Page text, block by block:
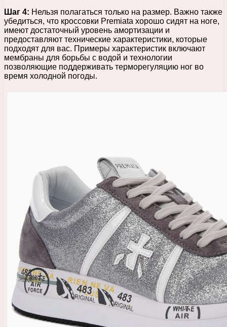
Шаг 4: Нельзя полагаться только на размер. Важно также
убедиться, что кроссовки Premiata хорошо сидят на ноге,
имеют достаточный уровень амортизации и
предоставляют технические характеристики, которые
подходят для вас. Примеры характеристик включают
мембраны для борьбы с водой и технологии
позволяющие поддерживать терморегуляцию ног во
время холодной погоды.